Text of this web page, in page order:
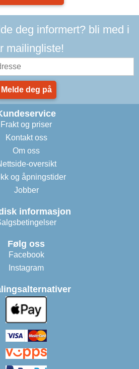
deg informert? bli med i
mailingliste!
Melde deg på
Frakt og priser
Kontakt oss
Om oss
oversikt
og åpningstider
Jobber
informasjon
Følg oss
Facebook
Instagram